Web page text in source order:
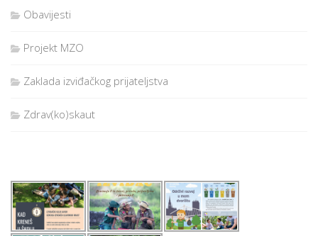
Obavijesti
Projekt MZO
Zaklada izviđačkog prijateljstva
Zdrav(ko)skaut